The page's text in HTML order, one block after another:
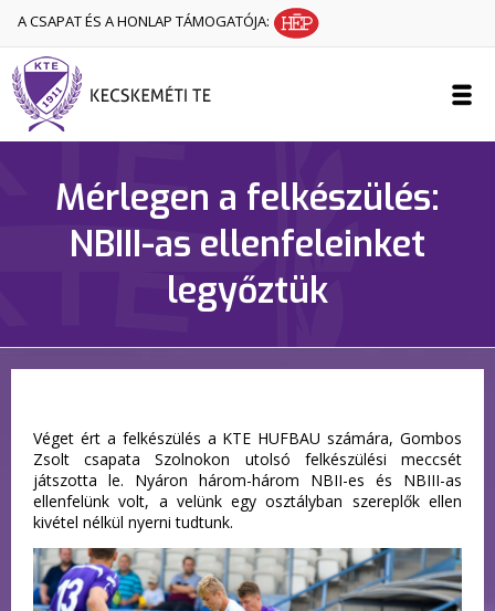
A CSAPAT ÉS A HONLAP TÁMOGATÓJA:
Mérlegen a felkészülés:
NBIII-as ellenfeleinket
legyőztük
Véget ért a felkészülés a KTE HUFBAU számára, Gombos
Zsolt csapata Szolnokon utolsó felkészülési meccsét
játszotta le. Nyáron három-három NBII-es és NBIII-as
ellenfelünk volt, a velünk egy osztályban szereplők ellen
kivétel nélkül nyerni tudtunk.